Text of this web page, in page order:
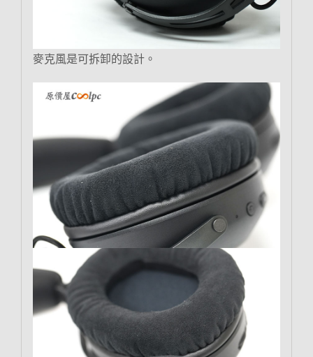
麥克風是可拆卸的設計。